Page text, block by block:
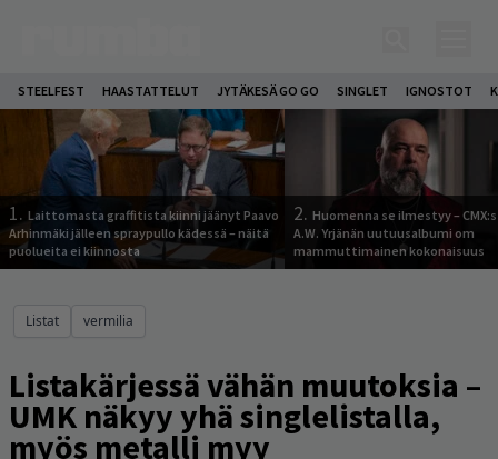
STEELFEST HAASTATTELUT JYTÄKESÄ GO GO SINGLET IGNOSTOT
1. Laittomasta graffitista kiinni jäänyt Paavo
Arhinmäki jälleen spraypullo kädessä – näitä
puolueita ei kiinnosta
2. Huomenna se ilmestyy –
A.W. Yrjänän uutuusalbumi om
mammuttimainen kokonaisuus
Listat vermilia
Listakärjessä vähän muutoksia –
UMK näkyy yhä singlelistalla,
myös metalli myy